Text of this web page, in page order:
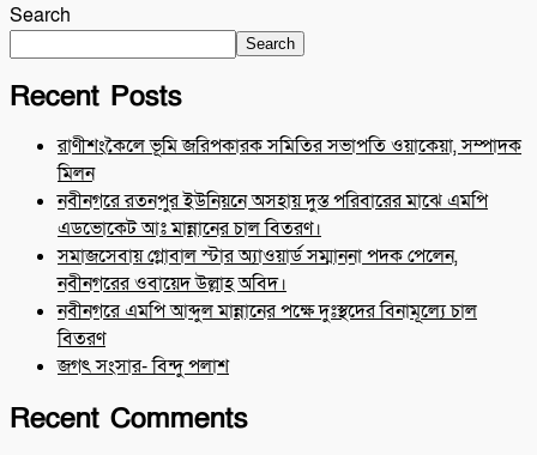
Search
Search
Recent Posts
রাণীশংকৈলে ভূমি জরিপকারক সমিতির সভাপতি ওয়াকেয়া, সম্পাদক
মিলন
নবীনগরে রতনপুর ইউনিয়নে অসহায় দুস্ত পরিবারের মাঝে এমপি
এডভোকেট আঃ মান্নানের চাল বিতরণ।
সমাজসেবায় গ্লোবাল স্টার অ্যাওয়ার্ড সম্মাননা পদক পেলেন,
নবীনগরের ওবায়েদ উল্লাহ অবিদ।
নবীনগরে এমপি আব্দুল মান্নানের পক্ষে দুঃস্থদের বিনামূল্যে চাল
বিতরণ
জগৎ সংসার- বিন্দু পলাশ
Recent Comments